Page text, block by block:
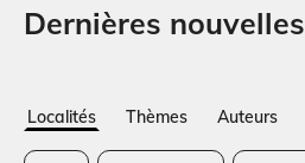
Dernières nouvelles
Localités Thèmes Auteurs